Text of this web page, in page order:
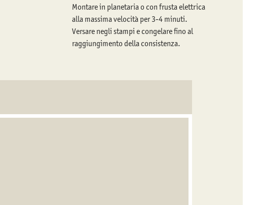
Montare in planetaria o con frusta elettrica
alla massima velocità per 3-4 minuti.
Versare negli stampi e congelare fino al
raggiungimento della consistenza.